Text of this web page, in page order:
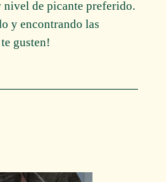
nivel de picante preferido.
y encontrando las
gusten!